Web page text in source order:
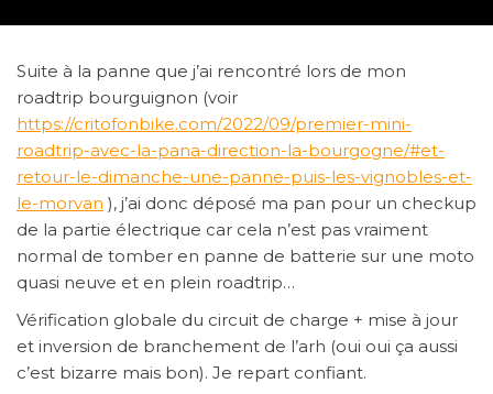
Suite à la panne que j’ai rencontré lors de mon
roadtrip bourguignon (voir
https://critofonbike.com/2022/09/premier-mini-
roadtrip-avec-la-pana-direction-la-bourgogne/#et-
retour-le-dimanche-une-panne-puis-les-vignobles-et-
le-morvan ), j’ai donc déposé ma pan pour un checkup
de la partie électrique car cela n’est pas vraiment
normal de tomber en panne de batterie sur une moto
quasi neuve et en plein roadtrip…
Vérification globale du circuit de charge + mise à jour
et inversion de branchement de l’arh (oui oui ça aussi
c’est bizarre mais bon). Je repart confiant.